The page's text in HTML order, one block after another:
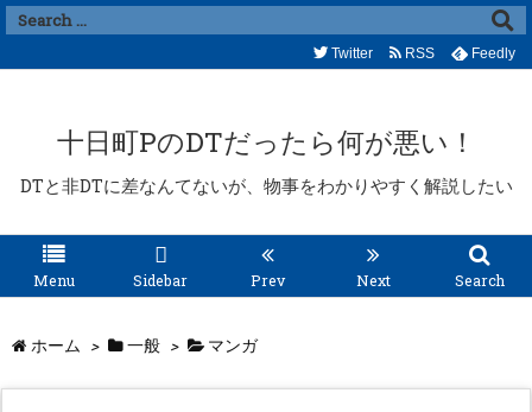
十日町PのDTだったら何が悪い！
DTと非DTに差なんてないが、物事をわかりやすく解説したい
Menu Sidebar Prev Next Search
Twitter RSS Feedly
ホーム > 一般 > マンガ